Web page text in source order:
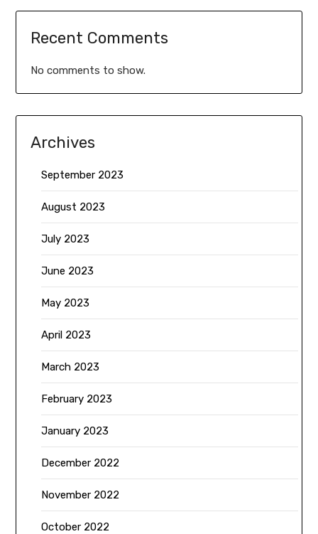
Recent Comments
No comments to show.
Archives
September 2023
August 2023
July 2023
June 2023
May 2023
April 2023
March 2023
February 2023
January 2023
December 2022
November 2022
October 2022